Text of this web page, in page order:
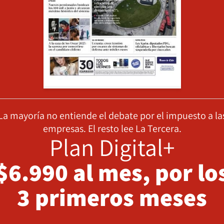
mayoría no entiende el debate por el impuesto a
empresas. El resto lee La Tercera.
Plan Digital+
al mes, por
3 primeros meses